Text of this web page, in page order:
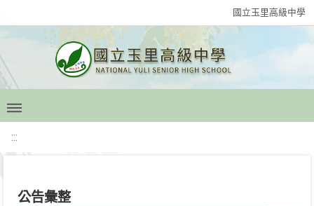
國立玉里高級中學
:::
公告彙整